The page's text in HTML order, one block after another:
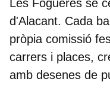
Les Fogueres se
d'Alacant. Cada
pròpia comissió
carrers i places,
amb desenes de